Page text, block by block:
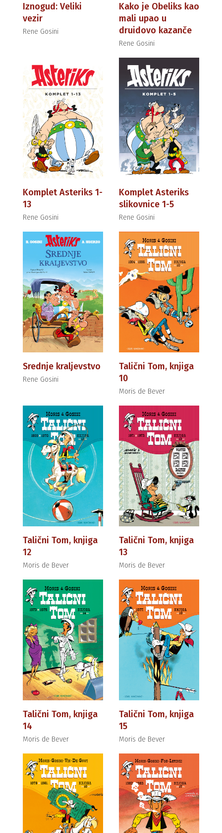
Iznogud: Veliki
vezir
Rene Gosini
Kako je Obeliks kao
mali upao u
druidovo kazanče
Rene Gosini
Komplet Asteriks 1-
13
Rene Gosini
Komplet Asteriks
slikovnice 1-5
Rene Gosini
Srednje kraljevstvo
Rene Gosini
Talični Tom, knjiga
10
Moris de Bever
Talični Tom, knjiga
12
Moris de Bever
Talični Tom, knjiga
13
Moris de Bever
Talični Tom, knjiga
14
Moris de Bever
Talični Tom, knjiga
15
Moris de Bever